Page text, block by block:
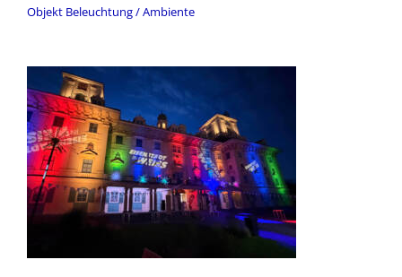
Objekt Beleuchtung / Ambiente